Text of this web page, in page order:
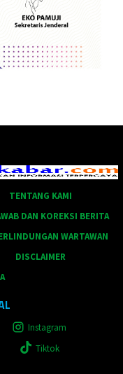
TENTANG KAMI
DAN KOREKSI BERITA
WARTAWAN
DISCLAIMER
Instagram
Tiktok